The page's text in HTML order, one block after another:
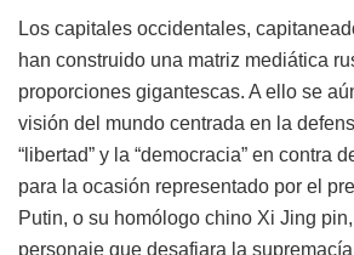
Los capitales occidentales,
han construido una matriz mediática
proporciones gigantescas. A ello se
visión del mundo centrada en la
“libertad” y la “democracia” en contra
para la ocasión representado por el
Putin, o su homólogo chino Xi Jing
personaje que desafiara la